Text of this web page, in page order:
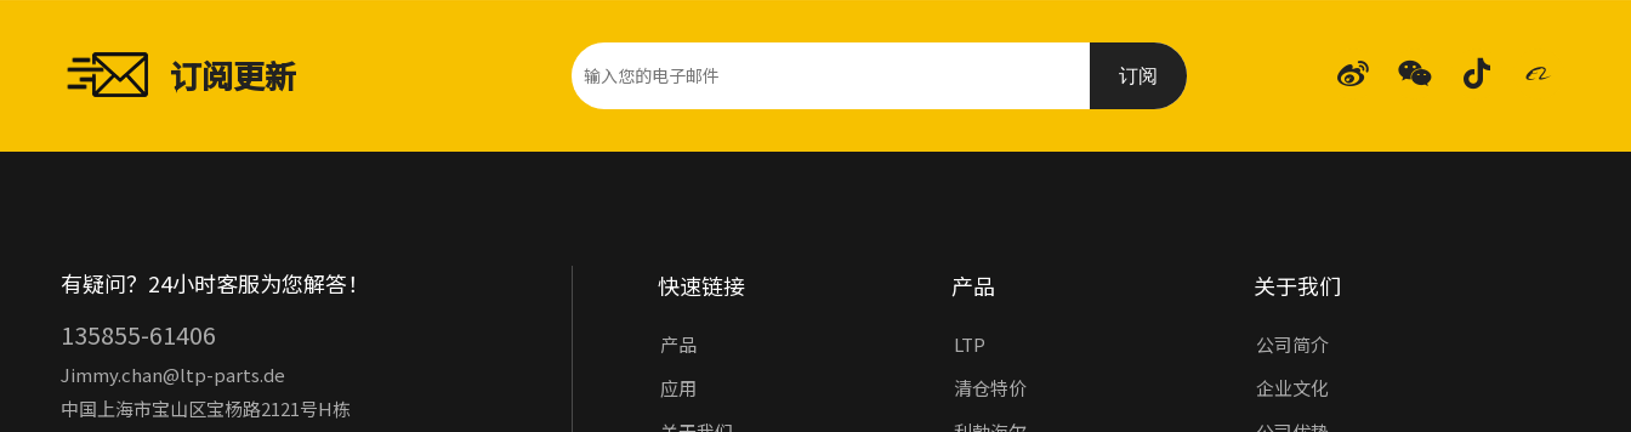
订阅更新 订阅
有疑问？24小时客服为您解答！
135855-61406
Jimmy.chan@ltp-parts.de
中国上海市宝山区宝杨路2121号H栋
快速链接
产品
应用
产品
LTP
清仓特价
关于我们
公司简介
企业文化